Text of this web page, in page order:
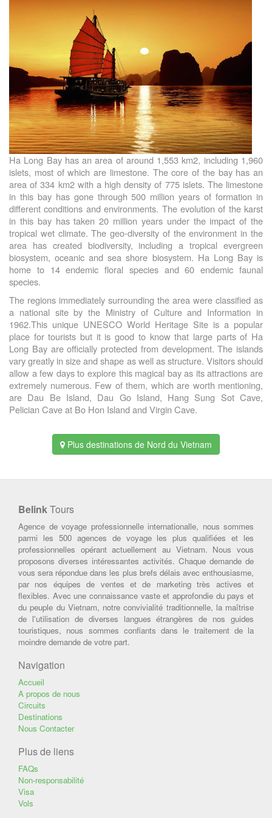
Ha Long Bay has an area of around 1,553 km2, including 1,960
islets, most of which are limestone. The core of the bay has an
area of 334 km2 with a high density of 775 islets. The limestone
in this bay has gone through 500 million years of formation in
different conditions and environments. The evolution of the karst
in this bay has taken 20 million years under the impact of the
tropical wet climate. The geo-diversity of the environment in the
area has created biodiversity, including a tropical evergreen
biosystem, oceanic and sea shore biosystem. Ha Long Bay is
home to 14 endemic floral species and 60 endemic faunal
species.
The regions immediately surrounding the area were classified as
a national site by the Ministry of Culture and Information in
1962.This unique UNESCO World Heritage Site is a popular
place for tourists but it is good to know that large parts of Ha
Long Bay are officially protected from development. The islands
vary greatly in size and shape as well as structure. Visitors should
allow a few days to explore this magical bay as its attractions are
extremely numerous. Few of them, which are worth mentioning,
are Dau Be Island, Dau Go Island, Hang Sung Sot Cave,
Pelician Cave at Bo Hon Island and Virgin Cave.
Plus destinations de Nord du Vietnam
Belink Tours
Agence de voyage professionnelle internationalle, nous sommes
parmi les 500 agences de voyage les plus qualifiées et les
professionnelles opérant actuellement au Vietnam. Nous vous
proposons diverses intéressantes activités. Chaque demande de
vous sera répondue dans les plus brefs délais avec enthousiasme,
par nos équipes de ventes et de marketing très actives et
flexibles. Avec une connaissance vaste et approfondie du pays et
du peuple du Vietnam, notre convivialité traditionnelle, la maîtrise
de l'utilisation de diverses langues étrangères de nos guides
touristiques, nous sommes confiants dans le traitement de la
moindre demande de votre part.
Navigation
Accueil
A propos de nous
Circuits
Destinations
Nous Contacter
Plus de liens
FAQs
Non-responsabilité
Visa
Vols